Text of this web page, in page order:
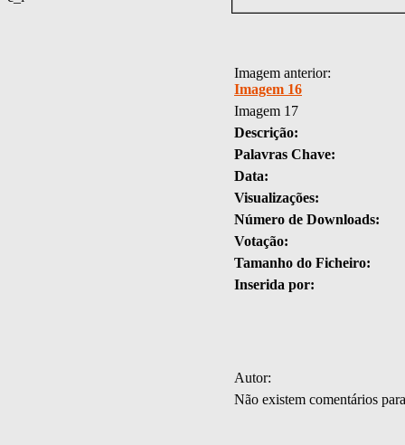
Imagem anterior:
Imagem 16
Imagem 17
Descrição:
Palavras Chave:
Data:
Visualizações:
Número de Downloads:
Votação:
Tamanho do Ficheiro:
Inserida por:
Autor:
Não existem comentários